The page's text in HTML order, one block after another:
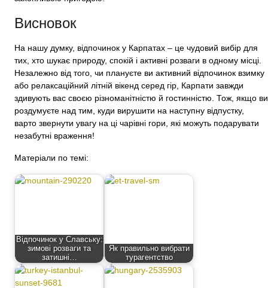
Висновок
На нашу думку, відпочинок у Карпатах – це чудовий вибір для
тих, хто шукає природу, спокій і активні розваги в одному місці.
Незалежно від того, чи плануєте ви активний відпочинок взимку
або релаксаційний літній вікенд серед гір, Карпати завжди
здивують вас своєю різноманітністю й гостинністю. Тож, якщо ви
роздумуєте над тим, куди вирушити на наступну відпустку,
варто звернути увагу на ці чарівні гори, які можуть подарувати
незабутні враження!
Матеріали по темі:
Відпочинок у Славську:
зимові розваги та
затишні…
Як правильно вибрати
турагентство